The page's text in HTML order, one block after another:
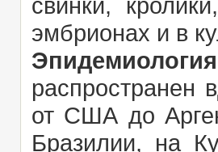
эмбрионах и в
Эпидемиология
распространен
от США до
Бразилии, на